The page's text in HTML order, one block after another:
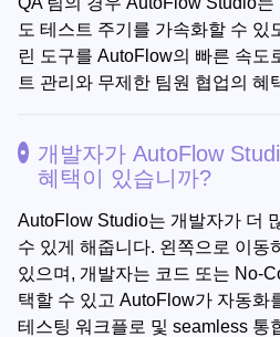
도 테스트 주기를 가속화할 수 있
린 도구를 AutoFlow의 빠른 속도
트 관리와 무제한 팀원 협업의 혜
개발자가 AutoFlow
혜택이 있습니까?
AutoFlow Studio는 개발자가 더
수 있게 해줍니다. 왼쪽으로 이동
있으며, 개발자는 코드 또는 No-
택할 수 있고 AutoFlow가 자동화
테스팅 워크플로 및 seamless 통